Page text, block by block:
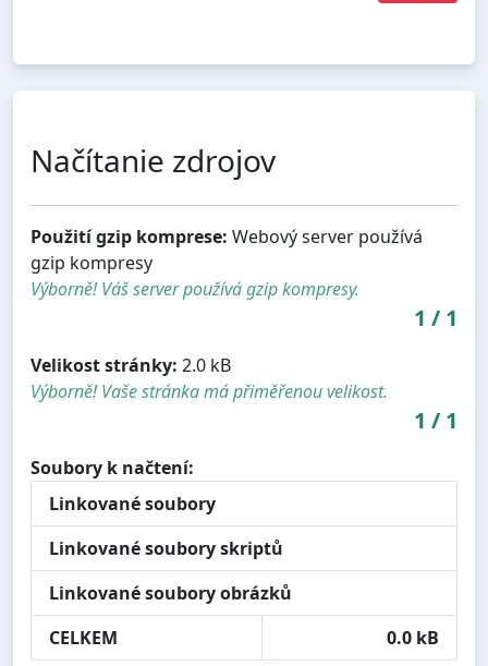
Načítanie zdrojov
Použití gzip komprese: Webový server používá
gzip kompresy
Výborně! Váš server používá gzip kompresy.
1 / 1
Velikost stránky: 2.0 kB
Výborně! Vaše stránka má přiměřenou velikost.
1 / 1
Soubory k načtení:
Linkované soubory
Linkované soubory skriptů
Linkované soubory obrázků
CELKEM
0.0 kB